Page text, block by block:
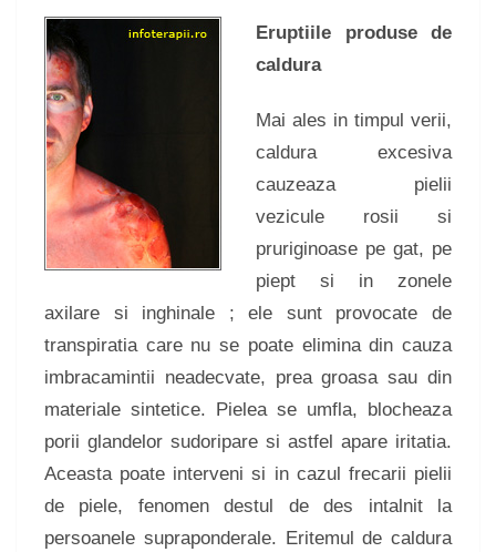
Eruptiile produse de
caldura
Mai ales in timpul verii,
caldura excesiva
cauzeaza pielii
vezicule rosii si
pruriginoase pe gat, pe
piept si in zonele
axilare si inghinale ; ele sunt provocate de
transpiratia care nu se poate elimina din cauza
imbracamintii neadecvate, prea groasa sau din
materiale sintetice. Pielea se umfla, blocheaza
porii glandelor sudoripare si astfel apare iritatia.
Aceasta poate interveni si in cazul frecarii pielii
de piele, fenomen destul de des intalnit la
persoanele supraponderale. Eritemul de caldura